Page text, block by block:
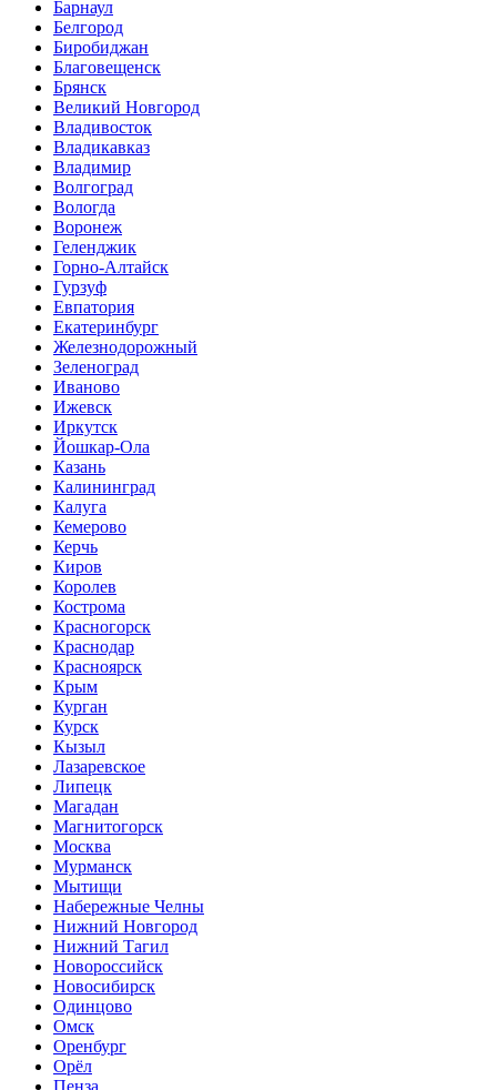
Барнаул
Белгород
Биробиджан
Благовещенск
Брянск
Великий Новгород
Владивосток
Владикавказ
Владимир
Волгоград
Вологда
Воронеж
Геленджик
Горно-Алтайск
Гурзуф
Евпатория
Екатеринбург
Железнодорожный
Зеленоград
Иваново
Ижевск
Иркутск
Йошкар-Ола
Казань
Калининград
Калуга
Кемерово
Керчь
Киров
Королев
Кострома
Красногорск
Краснодар
Красноярск
Крым
Курган
Курск
Кызыл
Лазаревское
Липецк
Магадан
Магнитогорск
Москва
Мурманск
Мытищи
Набережные Челны
Нижний Новгород
Нижний Тагил
Новороссийск
Новосибирск
Одинцово
Омск
Оренбург
Орёл